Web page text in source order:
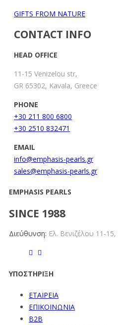
GIFTS FROM NATURE
CONTACT INFO
HEAD OFFICE
11-15 Venizelou str,
GR 65302, Kavala, Greece
PHONE
+30 211 800 6800
+30 2510 832471
EMAIL
info@emphasis-pearls.gr
sales@emphasis-pearls.gr
EMPHASIS PEARLS
SINCE 1988
Διεύθυνση: Ελ. Βενιζέλου 11-15,
ΥΠΟΣΤΗΡΙΞΗ
ΕΤΑΙΡΕΙΑ
ΕΠΙΚΟΙΝΩΝΙΑ
B2B